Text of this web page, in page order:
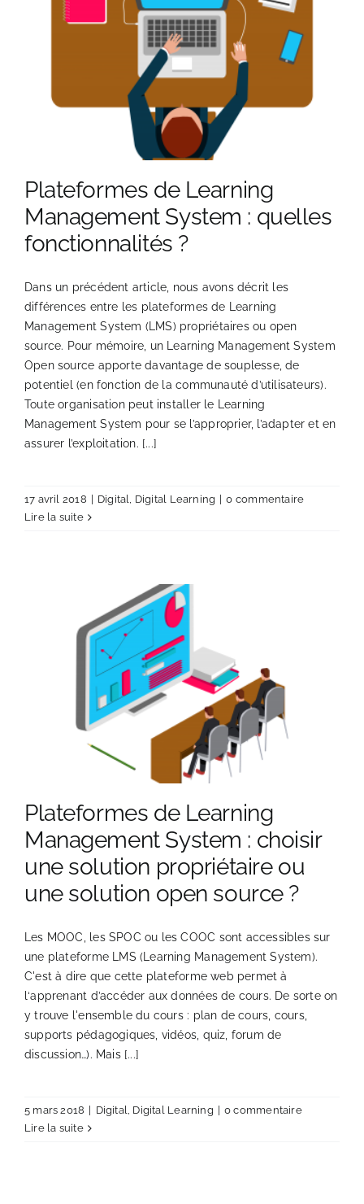
Plateformes de Learning
Management System : quelles
fonctionnalités ?
Dans un précédent article, nous avons décrit les
différences entre les plateformes de Learning
Management System (LMS) propriétaires ou open
source. Pour mémoire, un Learning Management System
Open source apporte davantage de souplesse, de
potentiel (en fonction de la communauté d’utilisateurs).
Toute organisation peut installer le Learning
Management System pour se l’approprier, l’adapter et en
assurer l’exploitation. [...]
17 avril 2018 Digital, Digital Learning
0 commentaire
Lire la suite
Plateformes de Learning
Management System : choisir
une solution propriétaire ou
une solution open source ?
Les MOOC, les SPOC ou les COOC sont accessibles sur
une plateforme LMS (Learning Management System).
C'est à dire que cette plateforme web permet à
l‘apprenant d’accéder aux données de cours. De sorte on
y trouve l'ensemble du cours : plan de cours, cours,
supports pédagogiques, vidéos, quiz, forum de
discussion…). Mais [...]
5 mars 2018 Digital, Digital Learning
0 commentaire
Lire la suite